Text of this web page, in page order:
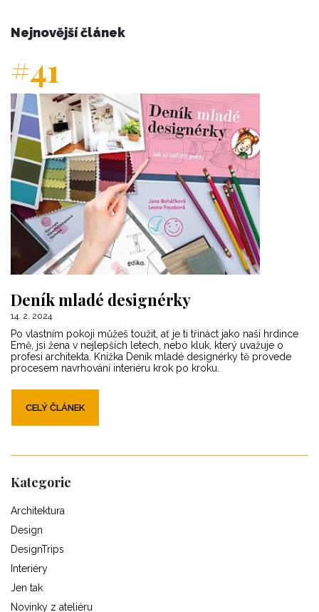
Nejnovější článek
#41
Deník mladé designérky
14. 2. 2024
Po vlastním pokoji můžeš toužit, ať je ti třináct jako naší hrdince
Emě, jsi žena v nejlepších letech, nebo kluk, který uvažuje o
profesi architekta. Knížka Deník mladé designérky tě provede
procesem navrhování interiéru krok po kroku.
CELÝ ČLÁNEK
Kategorie
Architektura
Design
DesignTrips
Interiéry
Jen tak
Novinky z ateliéru